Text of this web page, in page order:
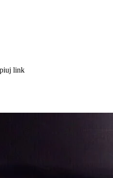
link